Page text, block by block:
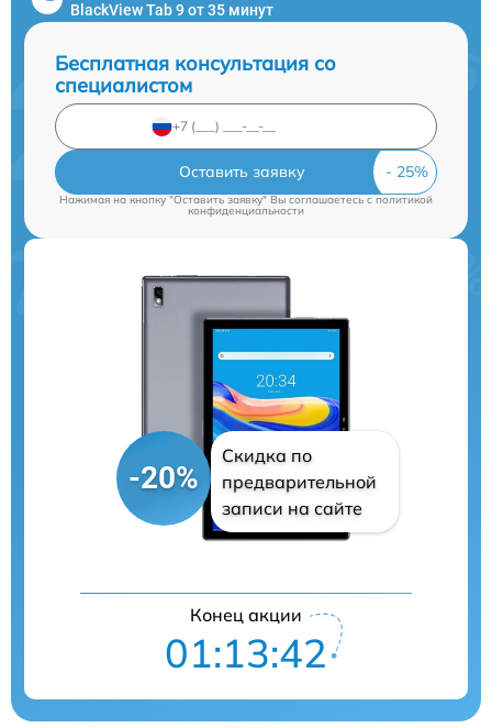
BlackView Tab 9 от 35 минут
Бесплатная консультация со
специалистом
Оставить заявку
Нажимая на кнопку "Оставить заявку" Вы соглашаетесь cполитикой
конфиденциальности
-20%
Скидка по
предварительной
записи на сайте
Конец акции
01:13:41